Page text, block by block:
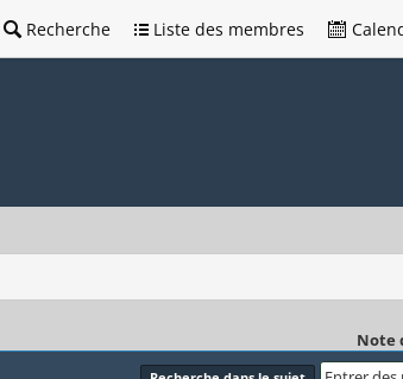
Recherche Liste des membres
Note